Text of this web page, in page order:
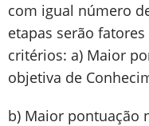
com igual número
etapas serão
critérios: a) Maior
objetiva de
b) Maior pontuação